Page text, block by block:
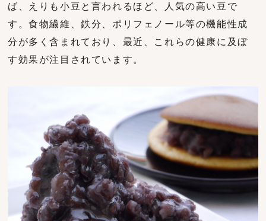
ば、えりも小豆と言われるほど、人気の高い豆で
す。食物繊維、鉄分、ポリフェノール等の機能性成
分が多く含まれており、最近、これらの健康に及ぼ
す効果が注目されています。